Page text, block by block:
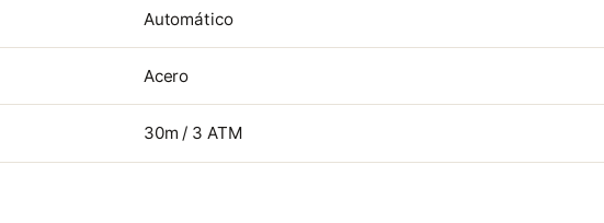
Automático
Acero
30m / 3 ATM